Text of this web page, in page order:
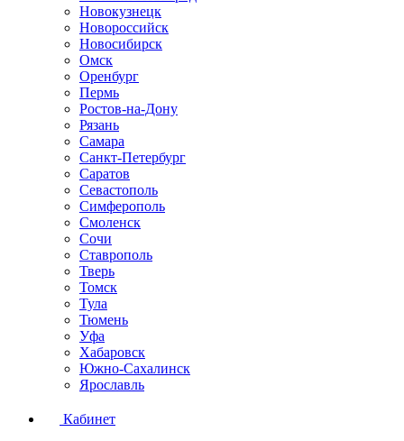
Новокузнецк
Новороссийск
Новосибирск
Омск
Оренбург
Пермь
Ростов-на-Дону
Рязань
Самара
Санкт-Петербург
Саратов
Севастополь
Симферополь
Смоленск
Сочи
Ставрополь
Тверь
Томск
Тула
Тюмень
Уфа
Хабаровск
Южно-Сахалинск
Ярославль
Кабинет